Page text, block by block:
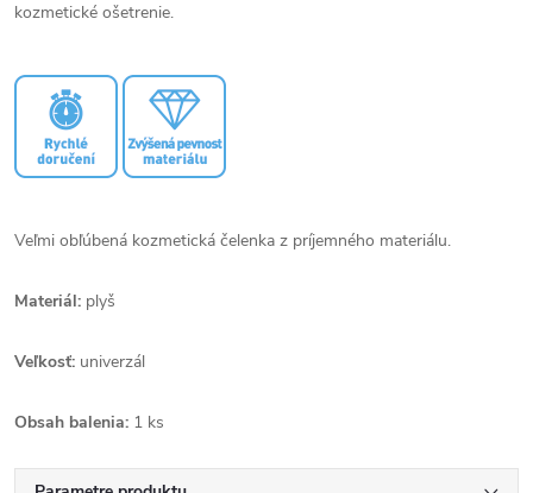
kozmetické ošetrenie.
Veľmi obľúbená kozmetická čelenka z príjemného materiálu.
Materiál: plyš
Veľkosť: univerzál
Obsah balenia: 1 ks